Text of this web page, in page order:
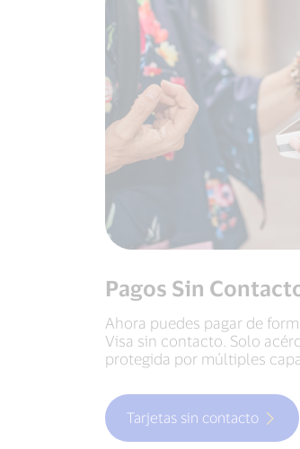
Pagos Sin
Ahora puedes pagar de
Visa sin contacto. Solo
protegida por múltiples
Tarjetas sin contacto